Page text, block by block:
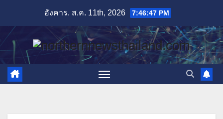
content
อังคาร. ส.ค. 11th, 2026 7:46:48 PM